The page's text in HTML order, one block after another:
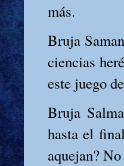
más.
Bruja
ciencias
este juego
Bruja
hasta el
aquejan?